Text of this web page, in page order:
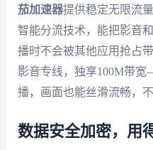
茄加速器提供稳定无限流
智能分流技术，能把影音
播时不会被其他应用抢占
影音专线，独享100M带
播，画面也能丝滑流畅，
数据安全加密，用